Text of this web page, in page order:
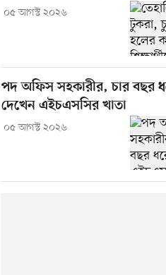
০৫ আগস্ট ২০২৬
পদ অফিস সহকারীর, চার বছর
দেখেন এইচএসসির খাতা
০৫ আগস্ট ২০২৬